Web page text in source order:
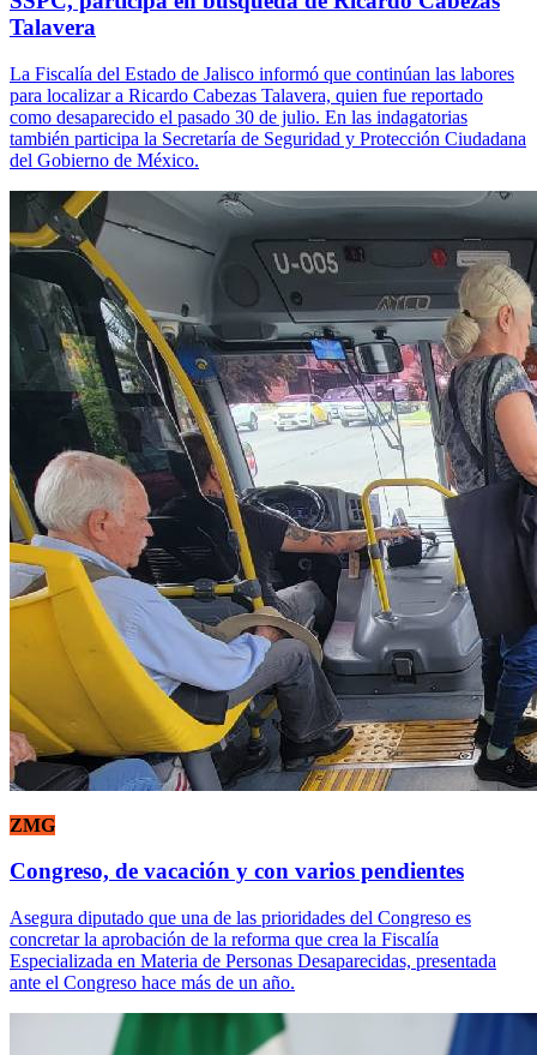
Talavera
La Fiscalía del Estado de Jalisco informó que continúan las labores
para localizar a Ricardo Cabezas Talavera, quien fue reportado
como desaparecido el pasado 30 de julio. En las indagatorias
también participa la Secretaría de Seguridad y Protección Ciudadana
del Gobierno de México.
ZMG
Congreso, de vacación y con varios pendientes
Asegura diputado que una de las prioridades del Congreso es
concretar la aprobación de la reforma que crea la Fiscalía
Especializada en Materia de Personas Desaparecidas, presentada
ante el Congreso hace más de un año.